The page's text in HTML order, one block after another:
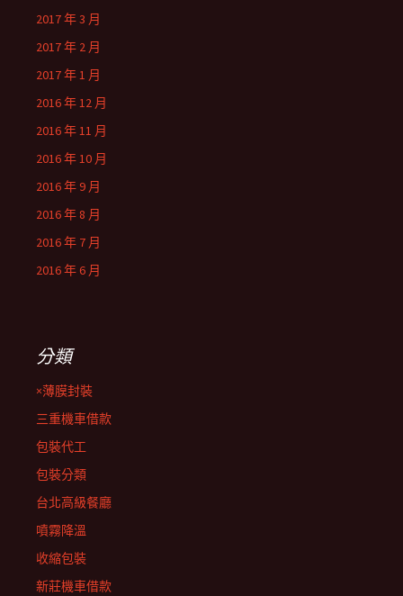
2017 年 3 月
2017 年 2 月
2017 年 1 月
2016 年 12 月
2016 年 11 月
2016 年 10 月
2016 年 9 月
2016 年 8 月
2016 年 7 月
2016 年 6 月
分類
×薄膜封裝
三重機車借款
包裝代工
包裝分類
台北高級餐廳
噴霧降溫
收縮包裝
新莊機車借款